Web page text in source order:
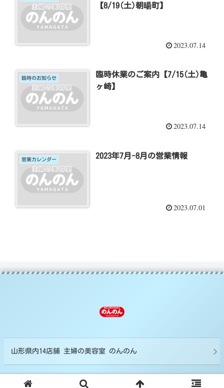
【8/19(土)朝暘町】
2023.07.14
臨時のお知らせ
臨時休業のご案内【7/15(土)亀
ヶ崎】
2023.07.14
営業カレンダー 2023年7月-8月の営業情報
2023.07.01
山形県内14店舗 主婦の美容室 のんのん